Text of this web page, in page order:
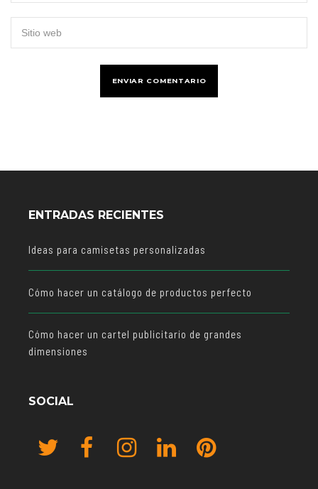
ENTRADAS RECIENTES
Ideas para camisetas personalizadas
Cómo hacer un catálogo de productos perfecto
Cómo hacer un cartel publicitario de grandes
dimensiones
SOCIAL